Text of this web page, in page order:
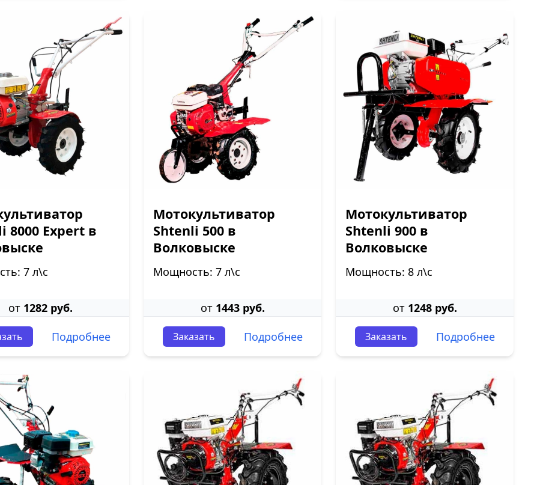
8000 Expert в
7 л\с
от 1282 руб.
Подробнее
Мотокультиватор
Shtenli 500 в
Волковыске
Мощность: 7 л\с
от 1443 руб.
Заказать Подробнее
Мотокультиватор
Shtenli 900 в
Волковыске
Мощность: 8 л\с
от 1248 руб.
Заказать Подробнее